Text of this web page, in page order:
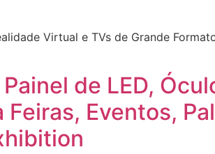
Virtual e TVs de Grande
de LED,
Eventos,